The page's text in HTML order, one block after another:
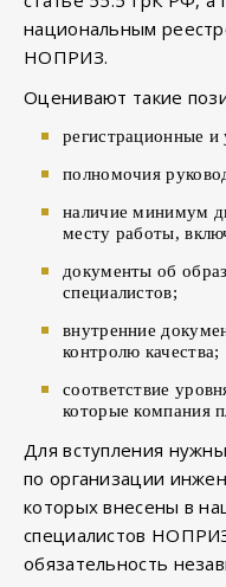
национальным
НОПРИЗ.
Оценивают такие
регистрационные
полномочия
наличие минимум
месту работы,
документы об
специалистов;
внутренние
контролю качества;
соответствие
которые компания
Для вступления
по организации
которых внесены в
специалистов
обязательность